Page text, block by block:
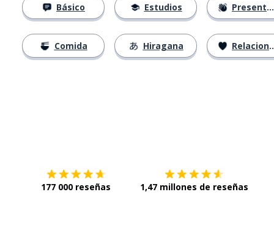
Básico
Comida
Estudios
Hiragana
Presentación
Relaciones
177 000 reseñas 1,47 millones de reseñas